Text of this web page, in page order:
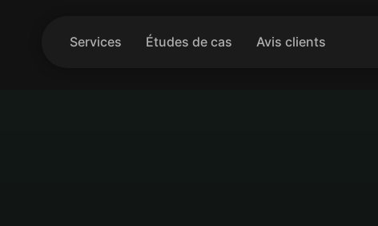
Services Études de cas Avis clients